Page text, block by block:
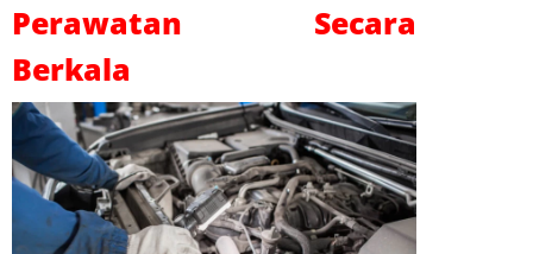
Perawatan Secara
Berkala